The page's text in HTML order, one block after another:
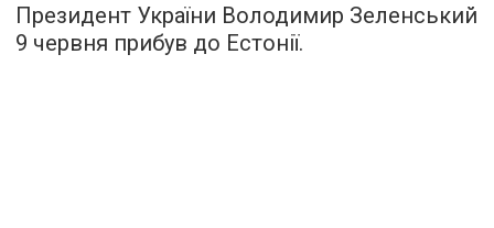
Президент України Володимир Зеленський
9 червня прибув до Естонії.